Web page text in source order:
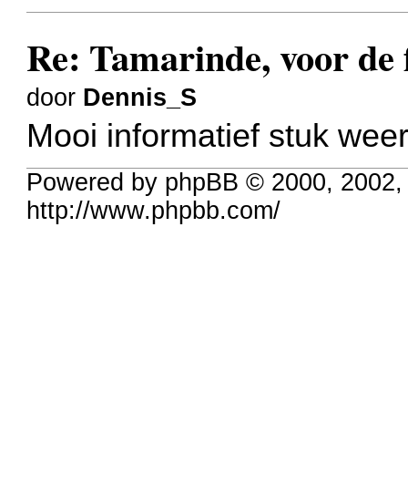
Re: Tamarinde, voor de
door Dennis_S
Mooi informatief stuk
Powered by phpBB © 2000,
http://www.phpbb.com/